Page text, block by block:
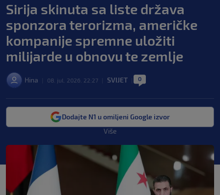
Sirija skinuta sa liste država
sponzora terorizma, američke
kompanije spremne uložiti
milijarde u obnovu te zemlje
Hina 08. jul. 2026. 22:27 SVIJET 0
Dodajte N1 u omiljeni Google izvor
Više